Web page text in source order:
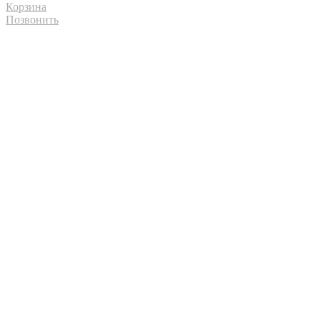
Корзина
Позвонить